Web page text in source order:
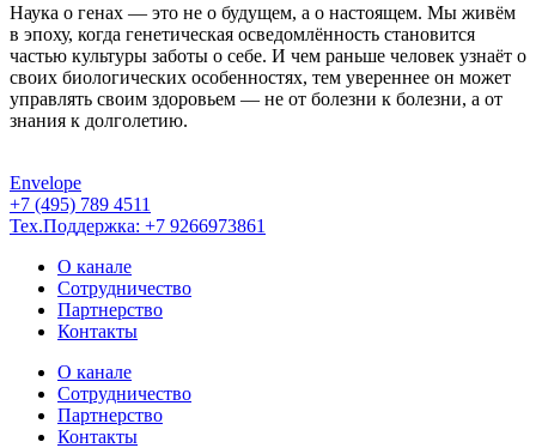
Наука о генах — это не о будущем, а о настоящем. Мы живём
в эпоху, когда генетическая осведомлённость становится
частью культуры заботы о себе. И чем раньше человек узнаёт о
своих биологических особенностях, тем увереннее он может
управлять своим здоровьем — не от болезни к болезни, а от
знания к долголетию.
Envelope
+7 (495) 789 4511
Тех.Поддержка: +7 9266973861
О канале
Сотрудничество
Партнерство
Контакты
О канале
Сотрудничество
Партнерство
Контакты